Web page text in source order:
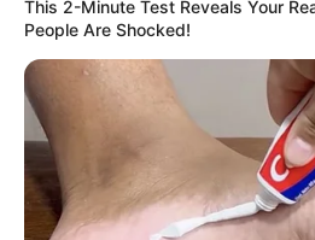
This 2-Minute Test Reveals Your
People Are Shocked!